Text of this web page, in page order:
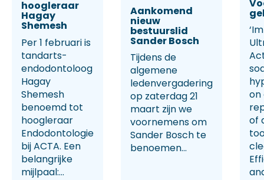
hoogleraar
Hagay
Shemesh
Per 1 februari is
tandarts-
endodontoloog
Hagay
Shemesh
benoemd tot
hoogleraar
Endodontologie
bij ACTA. Een
belangrijke
mijlpaal:...
Aankomend
nieuw
bestuurslid
Sander Bosch
Tijdens de
algemene
ledenvergadering
op zaterdag 21
maart zijn we
voornemens om
Sander Bosch te
benoemen...
on
of